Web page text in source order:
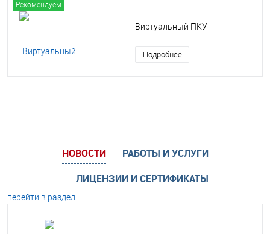
Рекомендуем
Виртуальный ПКУ
Подробнее
НОВОСТИ
РАБОТЫ И УСЛУГИ
ЛИЦЕНЗИИ И СЕРТИФИКАТЫ
перейти в раздел